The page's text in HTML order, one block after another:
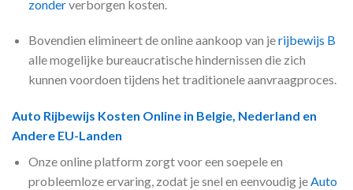
zonderverborgen kosten.
Bovendien elimineert de online aankoop van jerijbewijs B
alle mogelijke bureaucratische hindernissen die zich
kunnen voordoen tijdens het traditionele aanvraagproces.
Auto Rijbewijs Kosten Online in Belgie, Nederland en
Andere EU-Landen
Onze online platform zorgt voor een soepele en
probleemloze ervaring, zodat je snel en eenvoudig jeAuto